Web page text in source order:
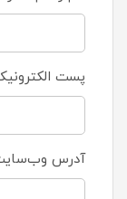
پست
آدرس